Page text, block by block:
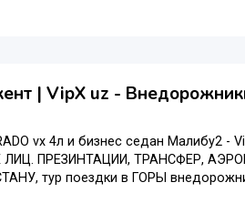
| VipX uz -
vx 4л и бизнес седан Малибу2
ПРЕЗИНТАЦИИ, ТРАНСФЕР,
тур поездки в ГОРЫ